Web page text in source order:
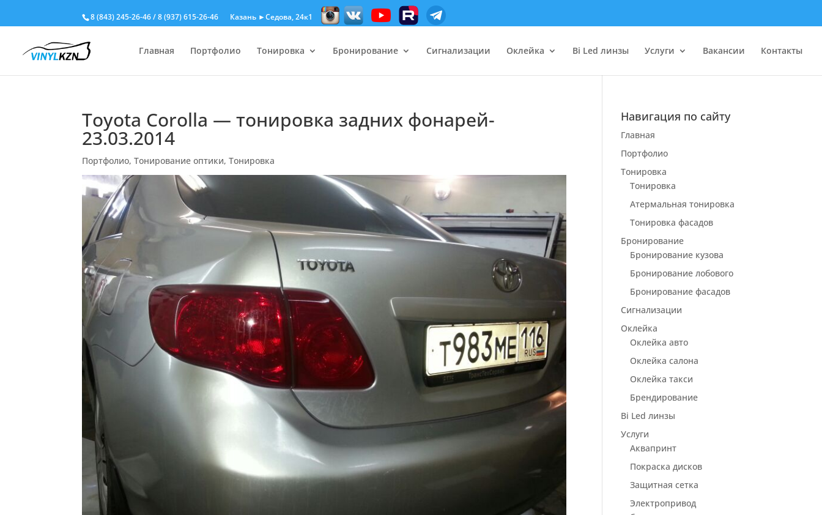
8 (843) 245-26-46/8 (937) 615-26-46 Казань ►Седова, 24к1
Главная Портфолио Тонировка Бронирование Сигнализации Оклейка Bi Led линзы Услуги Вакансии Контакты
Toyota Corolla — тонировка задних фонарей-
23.03.2014
Портфолио,Тонирование оптики,Тонировка
Навигация по сайту
Главная
Портфолио
Тонировка
Тонировка
Атермальная тонировка
Тонировка фасадов
Бронирование
Бронирование кузова
Бронирование лобового
Бронирование фасадов
Сигнализации
Оклейка
Оклейка авто
Оклейка салона
Оклейка такси
Брендирование
Bi Led линзы
Услуги
Аквапринт
Покраска дисков
Защитная сетка
Электропривод